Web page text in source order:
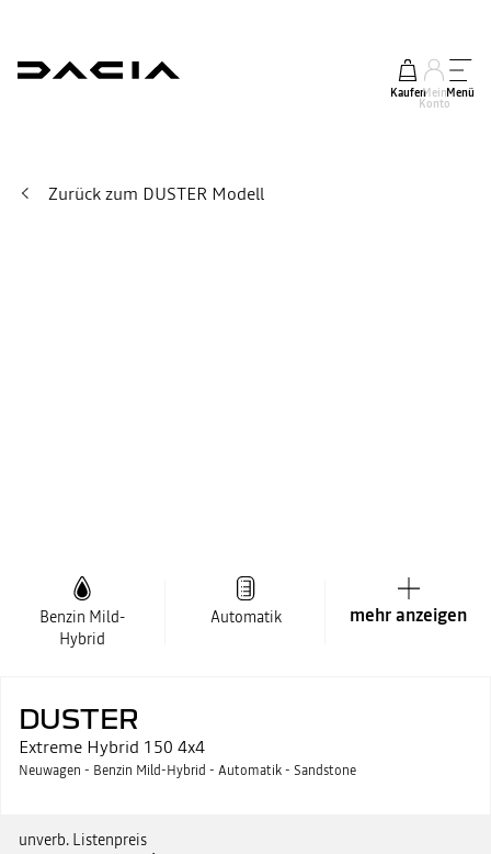
KaufenMein
Konto
Menü
Zurück zum DUSTER Modell
Benzin Mild-
Hybrid
Automatik mehr anzeigen
DUSTER
Extreme Hybrid 150 4x4
Neuwagen - Benzin Mild-Hybrid - Automatik - Sandstone
unverb. Listenpreis